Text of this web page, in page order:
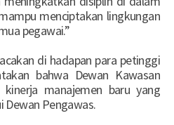
menciptakan lingkungan
pegawai.”
di hadapan para petinggi
bahwa Dewan Kawasan
manajemen baru yang
Dewan Pengawas.